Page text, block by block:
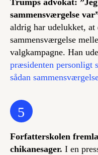
Trumps advokat:
sammensværgelse
aldrig har udelukket,
sammensværgelse
valgkampagne. Han
præsidenten personligt
sådan
5
Forfatterskolen
chikanesager. I en